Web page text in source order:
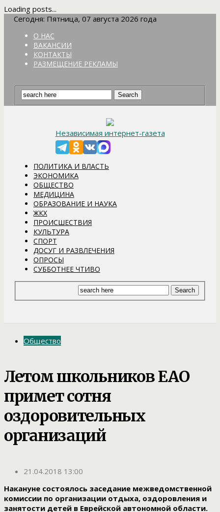
Loading posts...
Сегодня: Пятница, 07 августа 2026 года
О НАС
ВАКАНСИИ
КОНТАКТЫ
РАЗМЕЩЕНИЕ РЕКЛАМЫ
Независимая интернет-газета
ПОЛИТИКА И ВЛАСТЬ
ЭКОНОМИКА
ОБЩЕСТВО
МЕДИЦИНА
ОБРАЗОВАНИЕ И НАУКА
ЖКХ
ПРОИСШЕСТВИЯ
КУЛЬТУРА
СПОРТ
ДОСУГ И РАЗВЛЕЧЕНИЯ
ОПРОСЫ
СУББОТНЕЕ ЧТИВО
Общество
Летом школьников ЕАО
примет сотня
оздоровительных
организаций
21.04.2018 13:00
Накануне состоялось заседание межведомственной
комиссии по организации отдыха, оздоровления и
занятости детей в Еврейской автономной области.